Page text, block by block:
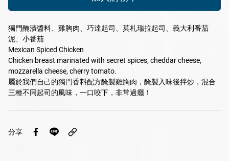
品牌
服務/政策
Facebook
Line
獨門醃漬醬料、雞胸肉、巧達起司、莫札瑞拉起司、義大利番茄
泥、小番茄
Mexican Spiced Chicken
Chicken breast marinated with secret spices, cheddar cheese,
mozzarella cheese, cherry tomato.
屬於我們自己的獨門香料配方醃製雞胸肉，醃製入味後拌炒，混合
三種不同起司的風味，一口咬下，非常過癮！
分享